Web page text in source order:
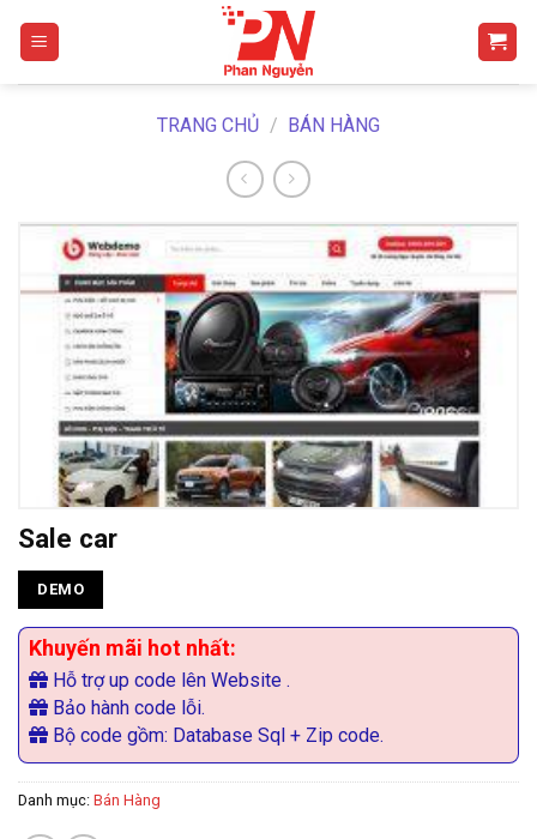
TRANG CHỦ / BÁN HÀNG
Sale car
DEMO
Khuyến mãi hot nhất:
Hỗ trợ up code lên Website .
Bảo hành code lỗi.
Bộ code gồm: Database Sql + Zip code.
Danh mục: Bán Hàng